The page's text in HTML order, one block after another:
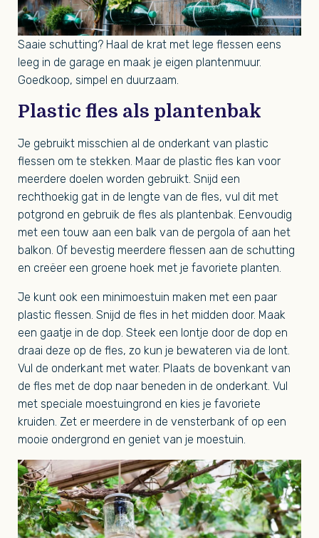
Saaie schutting? Haal de krat met lege flessen eens
leeg in de garage en maak je eigen plantenmuur.
Goedkoop, simpel en duurzaam.
Plastic fles als plantenbak
Je gebruikt misschien al de onderkant van plastic
flessen om te stekken. Maar de plastic fles kan voor
meerdere doelen worden gebruikt. Snijd een
rechthoekig gat in de lengte van de fles, vul dit met
potgrond en gebruik de fles als plantenbak. Eenvoudig
met een touw aan een balk van de pergola of aan het
balkon. Of bevestig meerdere flessen aan de schutting
en creëer een groene hoek met je favoriete planten.
Je kunt ook een minimoestuin maken met een paar
plastic flessen. Snijd de fles in het midden door. Maak
een gaatje in de dop. Steek een lontje door de dop en
draai deze op de fles, zo kun je bewateren via de lont.
Vul de onderkant met water. Plaats de bovenkant van
de fles met de dop naar beneden in de onderkant. Vul
met speciale moestuingrond en kies je favoriete
kruiden. Zet er meerdere in de vensterbank of op een
mooie ondergrond en geniet van je moestuin.